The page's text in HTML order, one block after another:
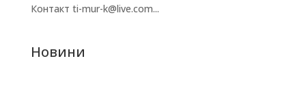
Контакт ti-mur-k@live.com...
Новини